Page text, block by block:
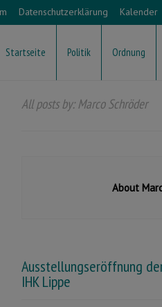
Datenschutzerklärung Kalender
Startseite Politik Ordnung
All posts by: Marco Schröder
About
Ausstellungseröffnung
IHK Lippe